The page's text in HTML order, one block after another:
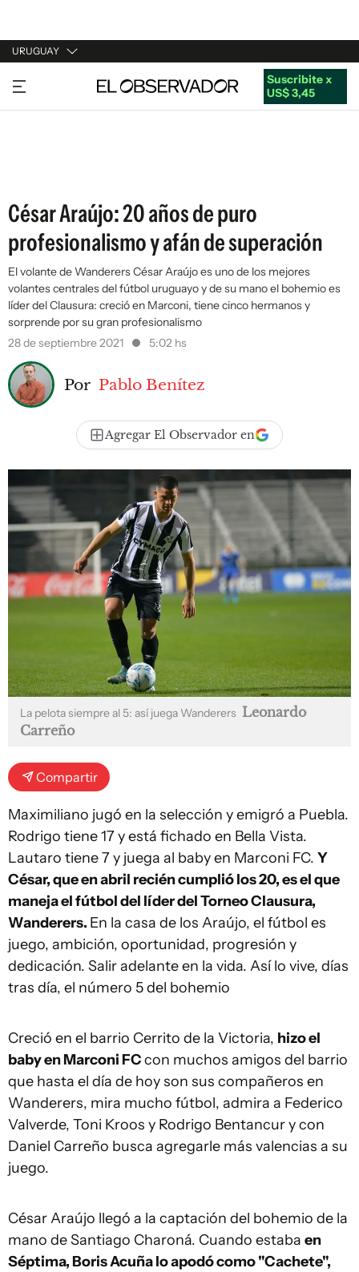
URUGUAY
URUGUAY
ARGENTINA
Suscribite x
US$ 3,45
César Araújo: 20 años de puro
profesionalismo y afán de superación
El volante de Wanderers César Araújo es uno de los mejores
volantes centrales del fútbol uruguayo y de su mano el bohemio es
líder del Clausura: creció en Marconi, tiene cinco hermanos y
sorprende por su gran profesionalismo
28 de septiembre 2021
5:02 hs
Por Pablo Benítez
Agregar El Observador en
La pelota siempre al 5: así juega Wanderers Leonardo
Carreño
Compartir
Maximiliano jugó en la selección y emigró a Puebla.
Rodrigo tiene 17 y está fichado en Bella Vista.
Lautaro tiene 7 y juega al baby en Marconi FC. Y
César, que en abril recién cumplió los 20, es el que
maneja el fútbol del líder del Torneo Clausura,
Wanderers. En la casa de los Araújo, el fútbol es
juego, ambición, oportunidad, progresión y
dedicación. Salir adelante en la vida. Así lo vive, días
tras día, el número 5 del bohemio
Creció en el barrio Cerrito de la Victoria, hizo el
baby en Marconi FCcon muchos amigos del barrio
que hasta el día de hoy son sus compañeros en
Wanderers, mira mucho fútbol, admira a Federico
Valverde, Toni Kroos y Rodrigo Bentancur y con
Daniel Carreño busca agregarle más valencias a su
juego.
César Araújo llegó a la captación del bohemio de la
mano de Santiago Charoná. Cuando estaba en
Séptima, Boris Acuña lo apodó como "Cachete",